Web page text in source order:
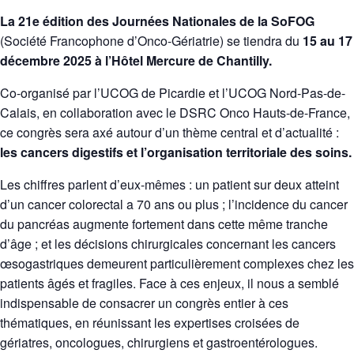
La 21e édition des Journées Nationales de la SoFOG
(Société Francophone d’Onco-Gériatrie) se tiendra du 15 au 17
décembre 2025 à l’Hôtel Mercure de Chantilly.
Co-organisé par l’UCOG de Picardie et l’UCOG Nord-Pas-de-
Calais, en collaboration avec le DSRC Onco Hauts-de-France,
ce congrès sera axé autour d’un thème central et d’actualité :
les cancers digestifs et l’organisation territoriale des soins.
Les chiffres parlent d’eux-mêmes : un patient sur deux atteint
d’un cancer colorectal a 70 ans ou plus ; l’incidence du cancer
du pancréas augmente fortement dans cette même tranche
d’âge ; et les décisions chirurgicales concernant les cancers
œsogastriques demeurent particulièrement complexes chez les
patients âgés et fragiles. Face à ces enjeux, il nous a semblé
indispensable de consacrer un congrès entier à ces
thématiques, en réunissant les expertises croisées de
gériatres, oncologues, chirurgiens et gastroentérologues.